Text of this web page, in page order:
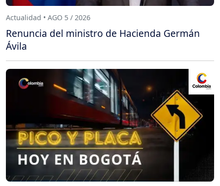
Actualidad • AGO 5 / 2026
Renuncia del ministro de Hacienda Germán
Ávila